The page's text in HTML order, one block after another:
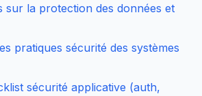
sur la protection des données et
pratiques sécurité des systèmes
sécurité applicative (auth,